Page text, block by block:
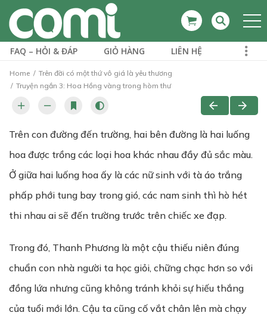
FAQ – HỎI & ĐÁP GIỎ HÀNG LIÊN HỆ
Home
Trên đời có một thứ vô giá là yêu thương
Truyện ngắn 3: Hoa Hồng vàng trong hòm thư
Trên con đường đến trường, hai bên đường là hai luống
hoa được trồng các loại hoa khác nhau đầy đủ sắc màu.
Ở giữa hai luống hoa ấy là các nữ sinh với tà áo trắng
phấp phới tung bay trong gió, các nam sinh thì hò hét
thi nhau ai sẽ đến trường trước trên chiếc xe đạp.
Trong đó, Thanh Phương là một cậu thiếu niên đúng
chuẩn con nhà người ta học giỏi, chững chạc hơn so với
đồng lứa nhưng cũng không tránh khỏi sự hiếu thắng
của tuổi mới lớn. Cậu ta cũng cố vắt chân lên mà chạy